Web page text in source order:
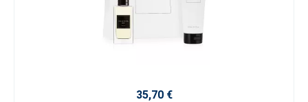
35,70 €